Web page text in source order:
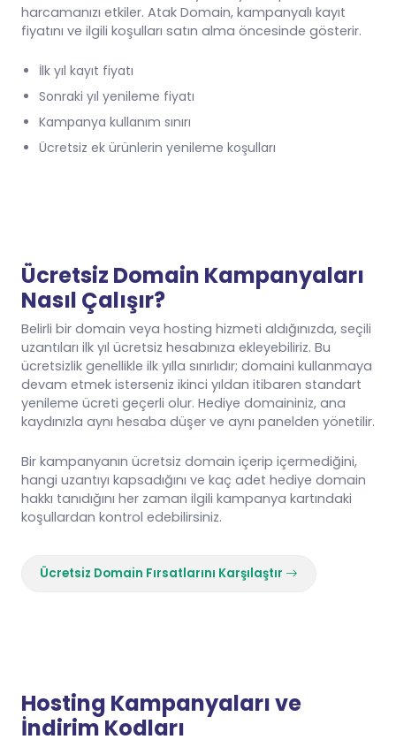
harcamanızı etkiler. Atak Domain, kampanyalı kayıt
fiyatını ve ilgili koşulları satın alma öncesinde gösterir.
İlk yıl kayıt fiyatı
Sonraki yıl yenileme fiyatı
Kampanya kullanım sınırı
Ücretsiz ek ürünlerin yenileme koşulları
Ücretsiz Domain Kampanyaları
Nasıl Çalışır?
Belirli bir domain veya hosting hizmeti aldığınızda, seçili
uzantıları ilk yıl ücretsiz hesabınıza ekleyebiliriz. Bu
ücretsizlik genellikle ilk yılla sınırlıdır; domaini kullanmaya
devam etmek isterseniz ikinci yıldan itibaren standart
yenileme ücreti geçerli olur. Hediye domaininiz, ana
kaydınızla aynı hesaba düşer ve aynı panelden yönetilir.
Bir kampanyanın ücretsiz domain içerip içermediğini,
hangi uzantıyı kapsadığını ve kaç adet hediye domain
hakkı tanıdığını her zaman ilgili kampanya kartındaki
koşullardan kontrol edebilirsiniz.
Ücretsiz Domain Fırsatlarını Karşılaştır
Hosting Kampanyaları ve
İndirim Kodları